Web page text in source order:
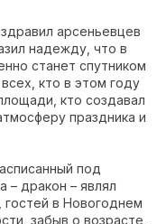
арсеньевцев
надежду, что в
станет спутником
кто в этом году
кто создавал
праздника и
под
– дракон – являл
гостей в Новогоднем
забыв о возрасте,